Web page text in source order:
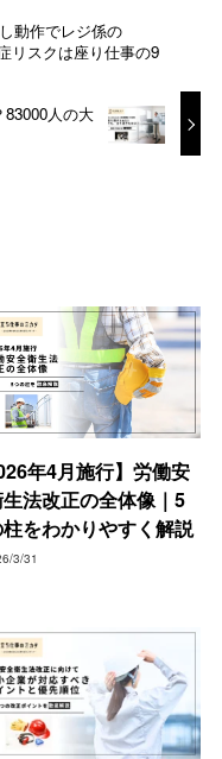
動作でレジ係の
リスクは座り仕事の9
人の大
年4月施行】労働安
法改正の全体像｜5
をわかりやすく解説
3/31